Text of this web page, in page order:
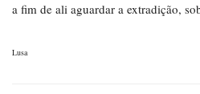
a fim de ali aguardar a extradição,
Lusa